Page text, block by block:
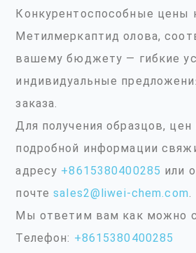
Конкурентоспособные цены
Метилмеркаптид олова,
вашему бюджету — гибкие
индивидуальные
заказа.
Для получения образцов, цен
подробной информации
адресу +8615380400285 или
почтеsales2@liwei-chem.com
Мы ответим вам как можно
Телефон: +8615380400285